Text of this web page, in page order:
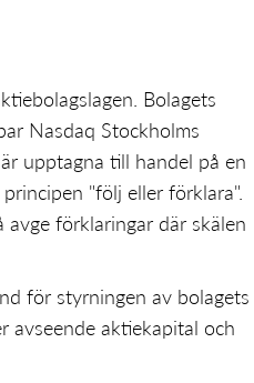
Bolagets
Nasdaq Stockholms
upptagna till handel på en
"följ eller förklara".
förklaringar där skälen
för styrningen av bolagets
avseende aktiekapital och